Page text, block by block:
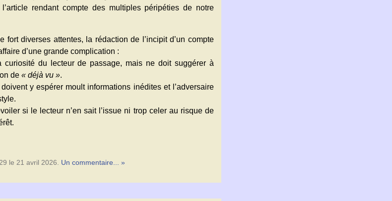
rendant compte des multiples péripéties de notre
fort diverses attentes, la rédaction de l’incipit d’un compte
d’une grande complication :
curiosité du lecteur de passage, mais ne doit suggérer à
de « déjà vu ».
y espérer moult informations inédites et l’adversaire
si le lecteur n’en sait l’issue ni trop celer au risque de
le 21 avril 2026. Un commentaire... »